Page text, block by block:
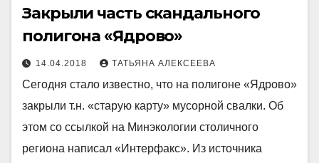
Закрыли часть скандального
полигона «Ядрово»
14.04.2018 ТАТЬЯНА АЛЕКСЕЕВА
Сегодня стало известно, что на полигоне «Ядрово»
закрыли т.н. «старую карту» мусорной свалки. Об
этом со ссылкой на Минэкологии столичного
региона написал «Интерфакс». Из источника